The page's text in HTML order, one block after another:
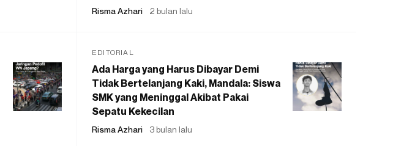
Risma Azhari 2 bulan lalu
EDITORIAL
Ada Harga yang Harus Dibayar Demi
Tidak Bertelanjang Kaki, Mandala: Siswa
SMK yang Meninggal Akibat Pakai
Sepatu Kekecilan
Risma Azhari 3 bulan lalu